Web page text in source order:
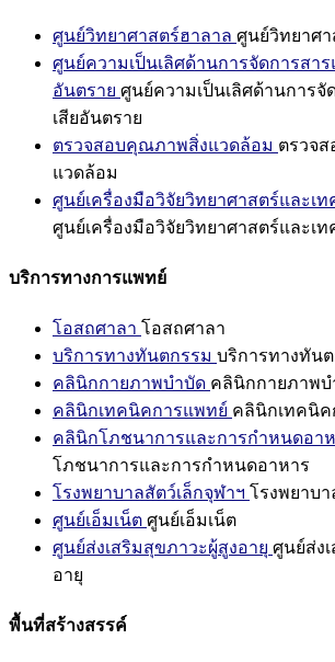
ศูนย์วิทยาศาสตร์ฮาลาล ศูนย์วิทยาศ
ศูนย์ความเป็นเลิศด้านการจัดการสาร
อันตราย ศูนย์ความเป็นเลิศด้านการจั
เสียอันตราย
ตรวจสอบคุณภาพสิ่งแวดล้อม ตรวจ
แวดล้อม
ศูนย์เครื่องมือวิจัยวิทยาศาสตร์และเท
ศูนย์เครื่องมือวิจัยวิทยาศาสตร์และเท
บริการทางการแพทย์
โอสถศาลา โอสถศาลา
บริการทางทันตกรรม บริการทางทัน
คลินิกกายภาพบำบัด คลินิกกายภาพบ
คลินิกเทคนิคการแพทย์ คลินิกเทคนิ
คลินิกโภชนาการและการกำหนดอา
โภชนาการและการกำหนดอาหาร
โรงพยาบาลสัตว์เล็กจุฬาฯ โรงพยาบา
ศูนย์เอ็มเน็ต ศูนย์เอ็มเน็ต
ศูนย์ส่งเสริมสุขภาวะผู้สูงอายุ ศูนย์ส่ง
อายุ
พื้นที่สร้างสรรค์